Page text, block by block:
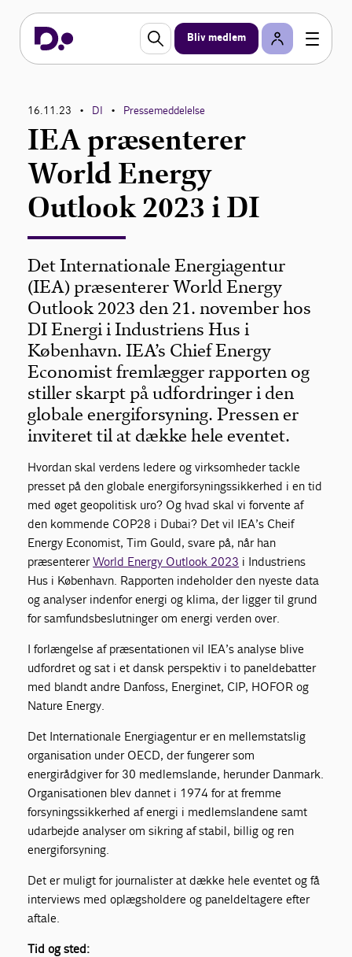
Bliv medlem
16.11.23 • DI • Pressemeddelelse
IEA præsenterer
World Energy
Outlook 2023 i DI
Det Internationale Energiagentur
(IEA) præsenterer World Energy
Outlook 2023 den 21. november hos
DI Energi i Industriens Hus i
København. IEA’s Chief Energy
Economist fremlægger rapporten og
stiller skarpt på udfordringer i den
globale energiforsyning. Pressen er
inviteret til at dække hele eventet.
Hvordan skal verdens ledere og virksomheder tackle
presset på den globale energiforsyningssikkerhed i en tid
med øget geopolitisk uro? Og hvad skal vi forvente af
den kommende COP28 i Dubai? Det vil IEA’s Cheif
Energy Economist, Tim Gould, svare på, når han
præsentererWorld Energy Outlook 2023 i Industriens
Hus i København. Rapporten indeholder den nyeste data
og analyser indenfor energi og klima, der ligger til grund
for samfundsbeslutninger om energi verden over.
I forlængelse af præsentationen vil IEA’s analyse blive
udfordret og sat i et dansk perspektiv i to paneldebatter
med blandt andre Danfoss, Energinet, CIP, HOFOR og
Nature Energy.
Det Internationale Energiagentur er en mellemstatslig
organisation under OECD, der fungerer som
energirådgiver for 30 medlemslande, herunder Danmark.
Organisationen blev dannet i 1974 for at fremme
forsyningssikkerhed af energi i medlemslandene samt
udarbejde analyser om sikring af stabil, billig og ren
energiforsyning.
Det er muligt for journalister at dække hele eventet og få
interviews med oplægsholdere og paneldeltagere efter
aftale.
Tid og sted: